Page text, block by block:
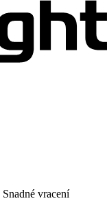
Snadné vracení